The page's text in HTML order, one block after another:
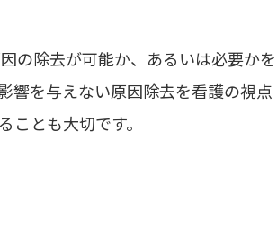
の除去が可能か、あるいは必要かを
響を与えない原因除去を看護の視点
とも大切です。